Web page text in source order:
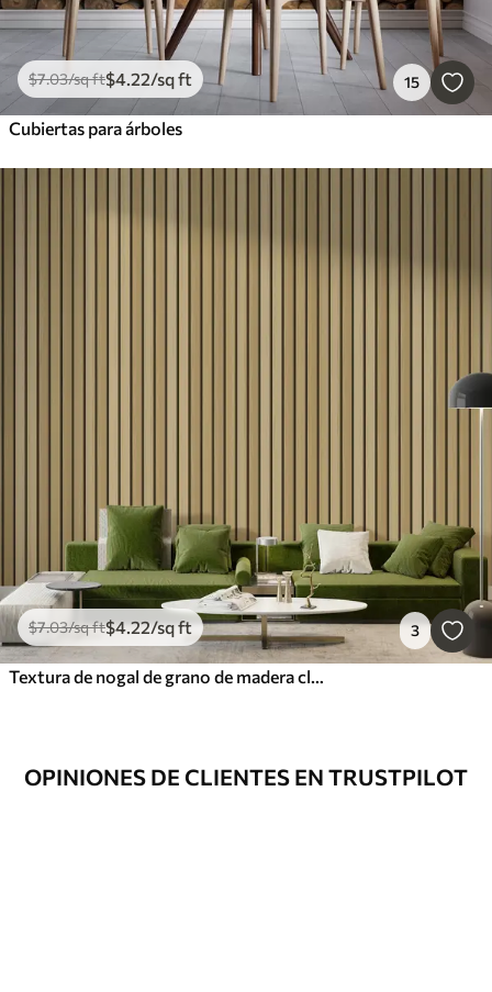
$7.03/sq ft$4.22/sq ft 15
Cubiertas para árboles
$7.03/sq ft$4.22/sq ft 3
Textura de nogal de grano de madera claro
OPINIONES DE CLIENTES EN TRUSTPILOT